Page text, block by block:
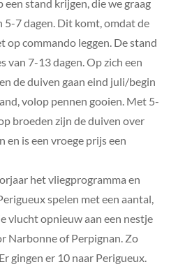
een stand krijgen, die we graag
5-7 dagen. Dit komt, omdat de
op commando leggen. De stand
van 7-13 dagen. Op zich een
de duiven gaan eind juli/begin
volop pennen gooien. Met 5-
broeden zijn de duiven over
en is een vroege prijs een
het vliegprogramma en
spelen met een aantal,
vlucht opnieuw aan een nestje
Narbonne of Perpignan. Zo
gingen er 10 naar Perigueux.